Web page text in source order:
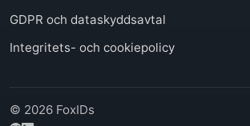
GDPR och dataskyddsavtal
Integritets- och cookiepolicy
© 2026 FoxIDs